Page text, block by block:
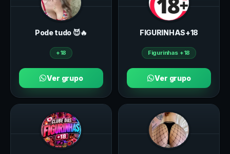
Pode tudo 😈🔥
+18
Ver grupo
FIGURINHAS+18
Figurinhas +18
Ver grupo